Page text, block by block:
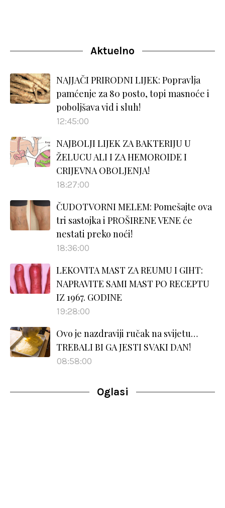
Aktuelno
NAJJAČI PRIRODNI LIJEK: Popravlja
pamćenje za 80 posto, topi masnoće i
poboljšava vid i sluh!
12:45:00
NAJBOLJI LIJEK ZA BAKTERIJU U
ŽELUCU ALI I ZA HEMOROIDE I
CRIJEVNA OBOLJENJA!
18:27:00
ČUDOTVORNI MELEM: Pomešajte ova
tri sastojka i PROŠIRENE VENE će
nestati preko noći!
18:36:00
LEKOVITA MAST ZA REUMU I GIHT:
NAPRAVITE SAMI MAST PO RECEPTU
IZ 1967. GODINE
19:28:00
Ovo je nazdraviji ručak na svijetu…
TREBALI BI GA JESTI SVAKI DAN!
08:58:00
Oglasi